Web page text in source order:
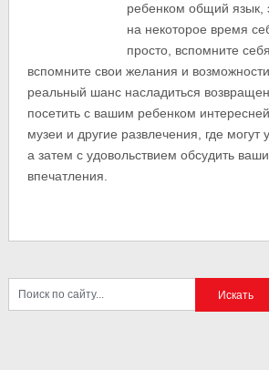
ребенком общий язык,
на некоторое время
просто, вспомните
вспомните свои желания и
реальный шанс насладиться
посетить с вашим ребенком
музеи и другие развлечения, где могут
а затем с удовольствием обсудить
впечатления.